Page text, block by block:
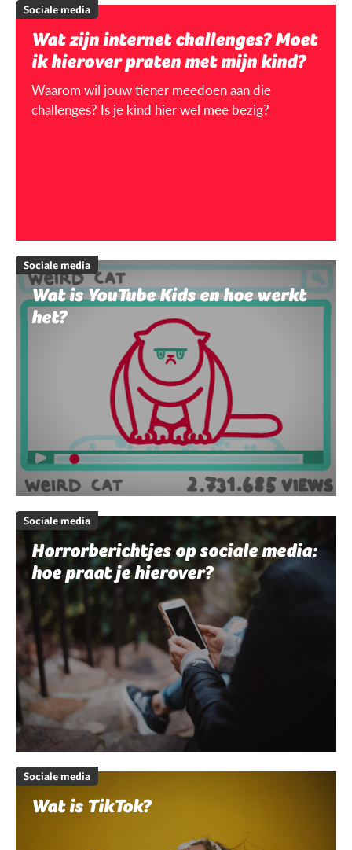
Sociale media
Wat zijn internet challenges? Moet
ik hierover praten met mijn kind?
Waarom wil jouw tiener meedoen aan die
challenges? Is je kind hier wel mee bezig?
Sociale media
Wat is YouTube Kids en hoe werkt
het?
Sociale media
Horrorberichtjes op sociale media:
hoe praat je hierover?
Sociale media
Wat is TikTok?